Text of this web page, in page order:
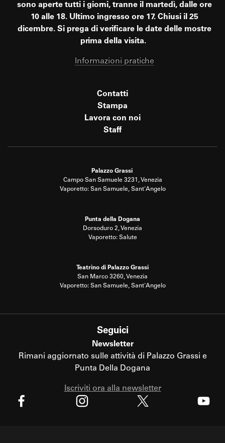
sono aperte tutti i giorni, tranne il martedì, dalle ore
10 alle 18. Ultimo ingresso ore 17. Chiusi il 25
dicembre. Si prega di verificare le date delle mostre
prima della visita.
Informazioni pratiche
Contatti
Stampa
Lavora con noi
Staff
Palazzo Grassi
Campo San Samuele 3231, Venezia
Vaporetto: San Samuele, Sant'Angelo
Punta della Dogana
Dorsoduro 2, Venezia
Vaporetto: Salute
Teatrino di Palazzo Grassi
San Marco 3260, Venezia
Vaporetto: San Samuele, Sant'Angelo
Seguici
Newsletter
Rimani aggiornato sulle attività di Palazzo Grassi e
Punta Della Dogana
Iscriviti ora alla newsletter